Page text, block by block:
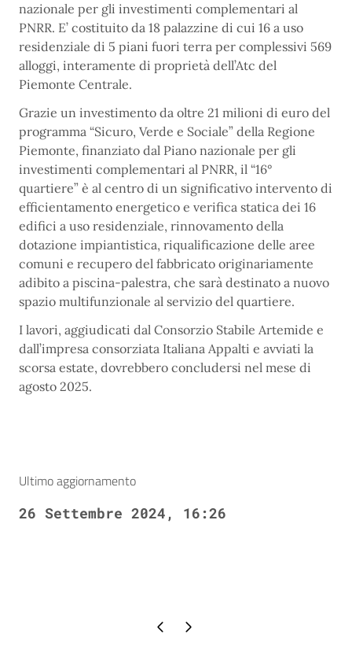
nazionale per gli investimenti complementari al
PNRR. E’ costituito da 18 palazzine di cui 16 a uso
residenziale di 5 piani fuori terra per complessivi 569
alloggi, interamente di proprietà dell’Atc del
Piemonte Centrale.
Grazie un investimento da oltre 21 milioni di euro del
programma “Sicuro, Verde e Sociale” della Regione
Piemonte, finanziato dal Piano nazionale per gli
investimenti complementari al PNRR, il “16°
quartiere” è al centro di un significativo intervento di
efficientamento energetico e verifica statica dei 16
edifici a uso residenziale, rinnovamento della
dotazione impiantistica, riqualificazione delle aree
comuni e recupero del fabbricato originariamente
adibito a piscina-palestra, che sarà destinato a nuovo
spazio multifunzionale al servizio del quartiere.
I lavori, aggiudicati dal Consorzio Stabile Artemide e
dall’impresa consorziata Italiana Appalti e avviati la
scorsa estate, dovrebbero concludersi nel mese di
agosto 2025.
Ultimo aggiornamento
26 Settembre 2024, 16:26
Pagina precedente
Pagina successiva